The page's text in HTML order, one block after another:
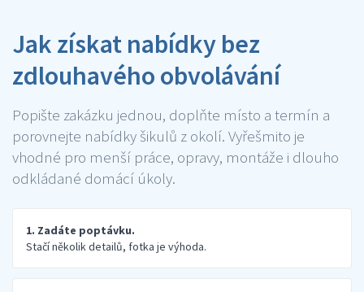
Jak získat nabídky bez
zdlouhavého obvolávání
Popište zakázku jednou, doplňte místo a termín a
porovnejte nabídky šikulů z okolí. Vyřešmito je
vhodné pro menší práce, opravy, montáže i dlouho
odkládané domácí úkoly.
1. Zadáte poptávku.
Stačí několik detailů, fotka je výhoda.